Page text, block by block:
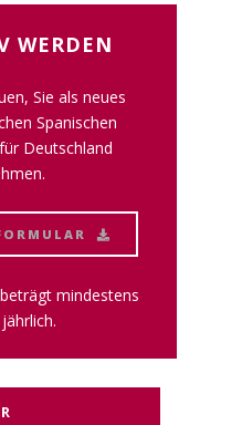
WERDEN
Sie als neues
Spanischen
Deutschland
mindestens